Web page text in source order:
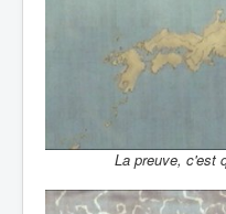
La preuve, c'est